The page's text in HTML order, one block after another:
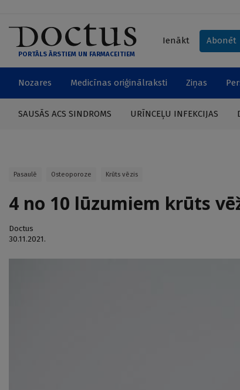
PORTĀLS ĀRSTIEM UN FARMACEITIEM
Ienākt Abonēt
Nozares Medicīnas oriģinālraksti Ziņas
SAUSĀS ACS SINDROMS URĪNCEĻU INFEKCIJAS
Pasaulē Osteoporoze Krūts vēzis
4 no 10 lūzumiem krūts
Doctus
30.11.2021.